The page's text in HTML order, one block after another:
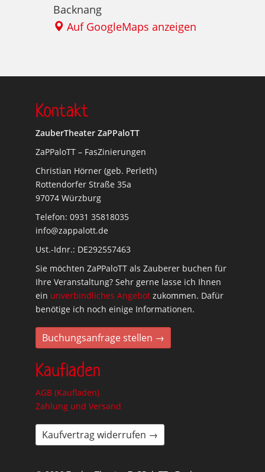
Backnang
Auf GoogleMaps anzeigen
Kontakt
ZauberTheater ZaPPaloTT
ZaPPaloTT – FasZinierungen
Christian Hörner (geb. Perleth)
Rottendorfer Straße 35a
97074 Würzburg
Telefon: 0931 35818035
info@zappalott.de
Ust.-Idnr.: DE292557463
Sie möchten ZaPPaloTT als Zauberer buchen für
Ihre Veranstaltung? Sehr gerne lasse ich Ihnen
ein unverbindliches Angebot zukommen. Dafür
benötige ich noch einige Informationen.
Buchungsanfrage stellen →
Kaufladen
AGB (Kaufladen)
Zahlung und Versand
Kaufvertrag widerrufen →